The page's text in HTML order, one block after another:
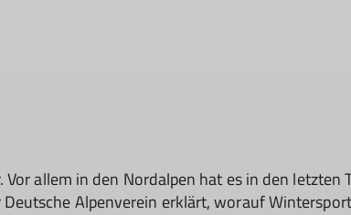
allem in den Nordalpen hat es in den
Deutsche Alpenverein erklärt, worauf